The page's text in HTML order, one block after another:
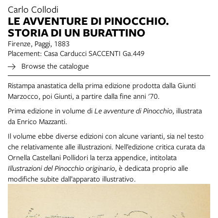
Carlo Collodi
LE AVVENTURE DI PINOCCHIO.
STORIA DI UN BURATTINO
Firenze, Paggi, 1883
Placement: Casa Carducci SACCENTI Ga.449
Browse the catalogue
Ristampa anastatica della prima edizione prodotta dalla Giunti
Marzocco, poi Giunti, a partire dalla fine anni '70.
Prima edizione in volume di Le avventure di Pinocchio, illustrata
da Enrico Mazzanti.
Il volume ebbe diverse edizioni con alcune varianti, sia nel testo
che relativamente alle illustrazioni. Nell’edizione critica curata da
Ornella Castellani Pollidori la terza appendice, intitolata
Illustrazioni del Pinocchio originario, è dedicata proprio alle
modifiche subite dall’apparato illustrativo.